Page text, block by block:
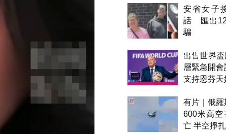
安省女子
話 匯出
騙
出售世界
層緊急開
支持恩芬天
有片｜俄
600米高空
亡 半空掙